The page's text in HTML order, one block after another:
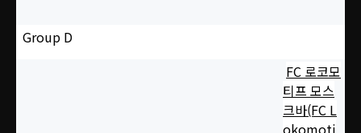
Group D
FC 로코모
티프 모스
크바(FC L